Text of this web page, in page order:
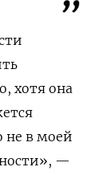
хотя она
не в моей
—